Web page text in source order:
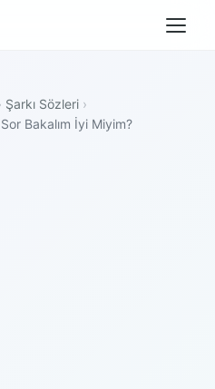
Şarkı Sözleri ›
Bakalım İyi Miyim?